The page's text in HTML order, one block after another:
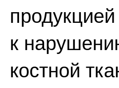
к
костной